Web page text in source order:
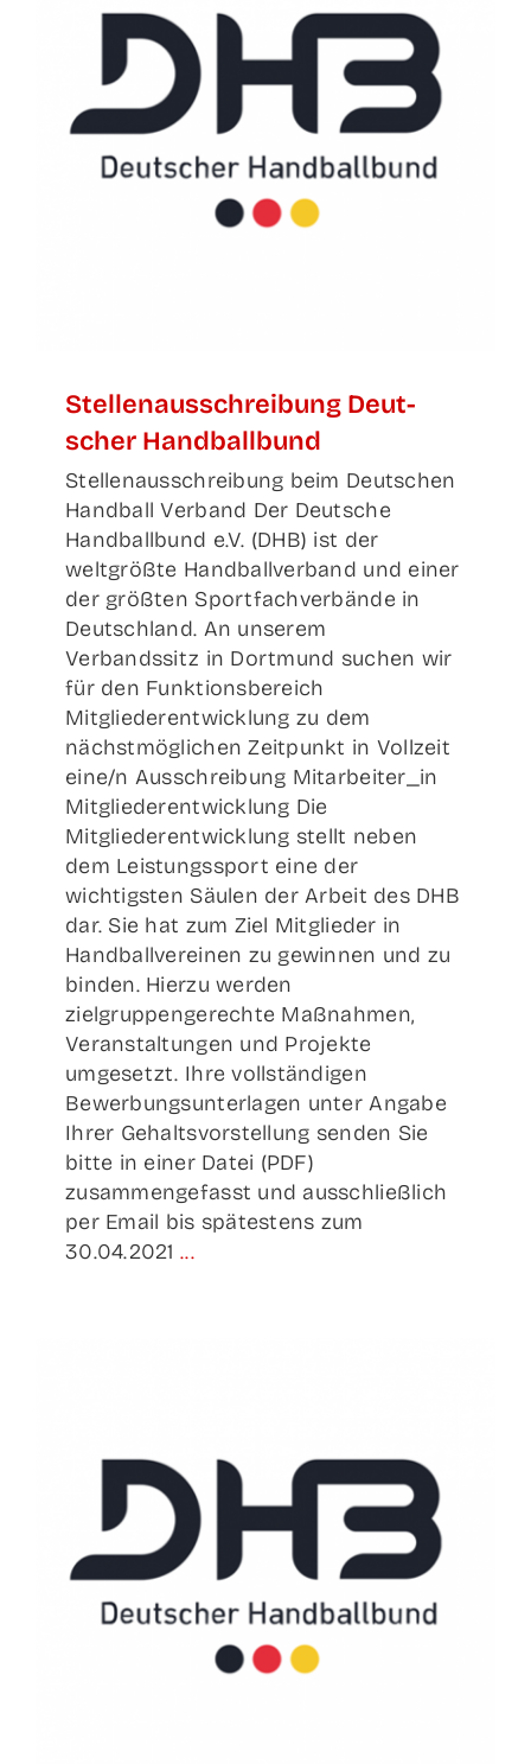
Stel­len­aus­schrei­bung Deut­
scher Handballbund
Stellenausschreibung beim Deutschen
Handball Verband Der Deutsche
Handballbund e.V. (DHB) ist der
weltgrößte Handballverband und einer
der größten Sportfachverbände in
Deutschland. An unserem
Verbandssitz in Dortmund suchen wir
für den Funktionsbereich
Mitgliederentwicklung zu dem
nächstmöglichen Zeitpunkt in Vollzeit
eine/n Ausschreibung Mitarbeiter_in
Mitgliederentwicklung Die
Mitgliederentwicklung stellt neben
dem Leistungssport eine der
wichtigsten Säulen der Arbeit des DHB
dar. Sie hat zum Ziel Mitglieder in
Handballvereinen zu gewinnen und zu
binden. Hierzu werden
zielgruppengerechte Maßnahmen,
Veranstaltungen und Projekte
umgesetzt. Ihre vollständigen
Bewerbungsunterlagen unter Angabe
Ihrer Gehaltsvorstellung senden Sie
bitte in einer Datei (PDF)
zusammengefasst und ausschließlich
per Email bis spätestens zum
30.04.2021 ...